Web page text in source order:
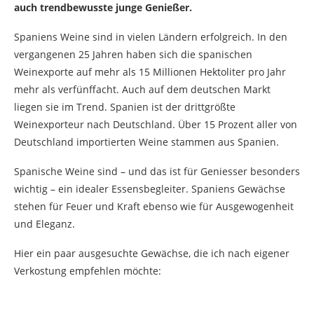
auch trendbewusste junge Genießer.
Spaniens Weine sind in vielen Ländern erfolgreich. In den
vergangenen 25 Jahren haben sich die spanischen
Weinexporte auf mehr als 15 Millionen Hektoliter pro Jahr
mehr als verfünffacht. Auch auf dem deutschen Markt
liegen sie im Trend. Spanien ist der drittgrößte
Weinexporteur nach Deutschland. Über 15 Prozent aller von
Deutschland importierten Weine stammen aus Spanien.
Spanische Weine sind – und das ist für Geniesser besonders
wichtig – ein idealer Essensbegleiter. Spaniens Gewächse
stehen für Feuer und Kraft ebenso wie für Ausgewogenheit
und Eleganz.
Hier ein paar ausgesuchte Gewächse, die ich nach eigener
Verkostung empfehlen möchte: